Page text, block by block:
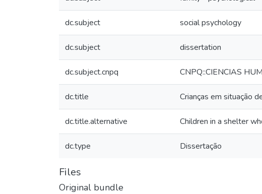
dc.subject social psychology
dc.subject dissertation
dc.subject.cnpq CNPQ::CIENCIAS
dc.title Crianças em situação
dc.title.alternative Children in a shelter
dc.type Dissertação
Files
Original bundle